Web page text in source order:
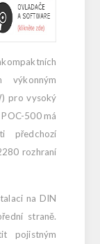
výkonným
pro vysoký
500 má
předchozí
rozhraní
na DIN
straně.
pojistným